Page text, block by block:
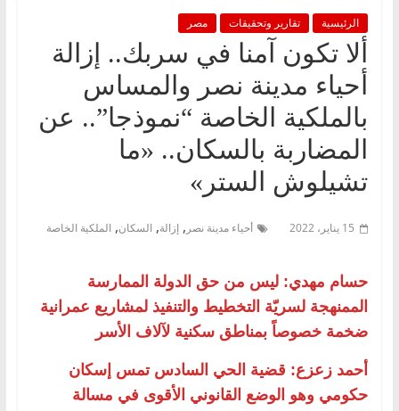
الرئيسية تقارير وتحقيقات مصر
ألا تكون آمنا في سربك.. إزالة
أحياء مدينة نصر والمساس
بالملكية الخاصة “نموذجا”.. عن
المضاربة بالسكان.. «ما
تشيلوش الستر»
15 يناير، 2022 أحياء مدينة نصر , إزالة, السكان, الملكية الخاصة
حسام مهدي: ليس من حق الدولة الممارسة
الممنهجة لسريّة التخطيط والتنفيذ لمشاريع عمرانية
ضخمة خصوصاً بمناطق سكنية لآلاف الأسر
أحمد زعزع: قضية الحي السادس تمس إسكان
حكومي وهو الوضع القانوني الأقوى في مسالة